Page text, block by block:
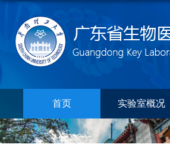
首页 实验室概况